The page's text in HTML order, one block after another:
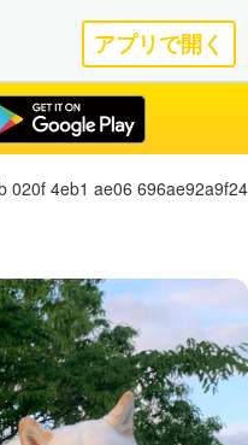
アプリで開く